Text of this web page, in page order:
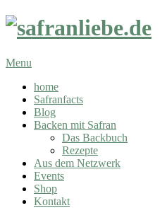
Skip
safranliebe.de
Secondary
Menu
Menu
home
Safranfacts
Blog
Backen mit Safran
Das Backbuch
Rezepte
Aus dem Netzwerk
Events
Shop
Kontakt